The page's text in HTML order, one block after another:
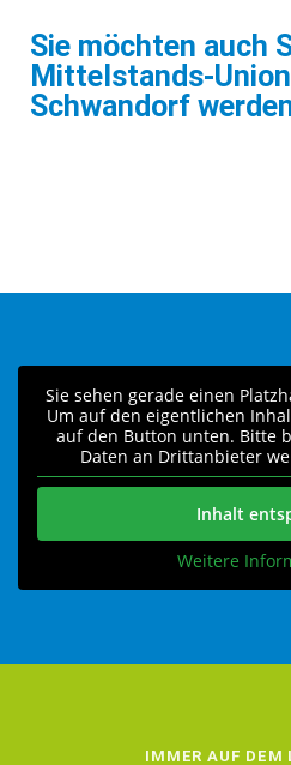
Sie möchten auch
Mittelstands-
Schwandorf
Sie sehen gerade einen
Um auf den eigentlichen
auf den Button unten. Bitte
Daten an Drittanbieter
Inhalt
Weitere
IMMER AUF DEM